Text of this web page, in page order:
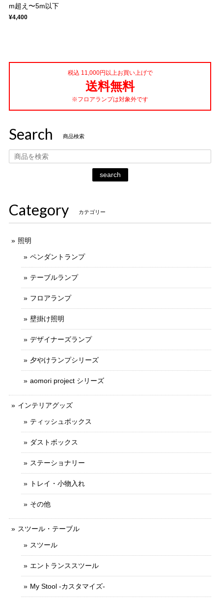
m超え〜5m以下
¥4,400
税込 11,000円以上お買い上げで
送料無料
※フロアランプは対象外です
Search 商品検索
search
Category カテゴリー
照明
ペンダントランプ
テーブルランプ
フロアランプ
壁掛け照明
デザイナーズランプ
夕やけランプシリーズ
aomori project シリーズ
インテリアグッズ
ティッシュボックス
ダストボックス
ステーショナリー
トレイ・小物入れ
その他
スツール・テーブル
スツール
エントランススツール
My Stool -カスタマイズ-